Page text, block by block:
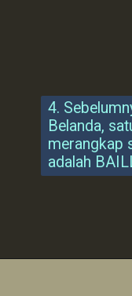
4.
Belanda,
merangkap
adalah